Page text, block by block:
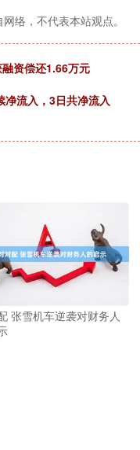
络，不代表本站观点。
资偿还1.66万元
净流入，3日共净流入
张雪机车逆袭对财务人